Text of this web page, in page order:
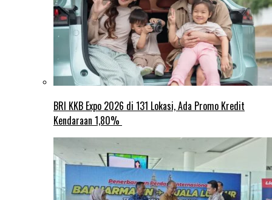
BRI KKB Expo 2026 di 131 Lokasi, Ada Promo Kredit
Kendaraan 1,80%